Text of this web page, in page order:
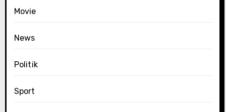
Movie
News
Politik
Sport